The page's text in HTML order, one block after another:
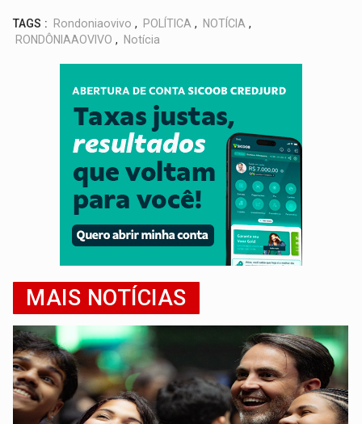
TAGS : Rondoniaovivo , POLÍTICA , NOTÍCIA ,
RONDÔNIAAOVIVO , Notícia
MAIS NOTÍCIAS